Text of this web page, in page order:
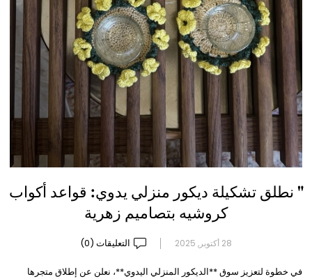
" نطلق تشكيلة ديكور منزلي يدوي: قواعد أكواب
كروشيه بتصاميم زهرية
28 أكتوبر, 2025 التعليقات (0)
في خطوة لتعزيز سوق **الديكور المنزلي اليدوي**، نعلن عن إطلاق متجرها